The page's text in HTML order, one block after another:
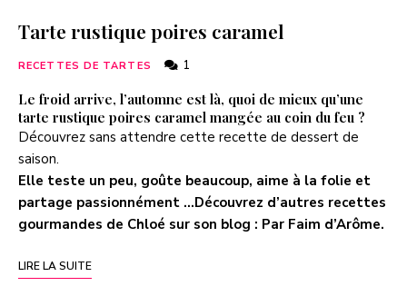
Tarte rustique poires caramel
RECETTES DE TARTES 1
Le froid arrive, l’automne est là, quoi de mieux qu’une
tarte rustique poires caramel mangée au coin du feu ?
Découvrez sans attendre cette recette de dessert de
saison.
Elle teste un peu, goûte beaucoup, aime à la folie et
partage passionnément …Découvrez d’autres recettes
gourmandes de Chloé sur son blog : Par Faim d’Arôme.
LIRE LA SUITE